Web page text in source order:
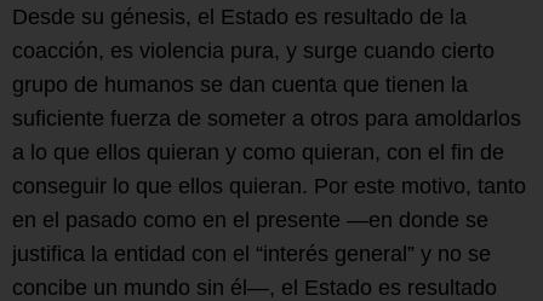
Desde su génesis, el Estado es resultado de la
coacción, es violencia pura, y surge cuando cierto
grupo de humanos se dan cuenta que tienen la
suficiente fuerza de someter a otros para amoldarlos
a lo que ellos quieran y como quieran, con el fin de
conseguir lo que ellos quieran. Por este motivo, tanto
en el pasado como en el presente —en donde se
justifica la entidad con el “interés general” y no se
concibe un mundo sin él—, el Estado es resultado